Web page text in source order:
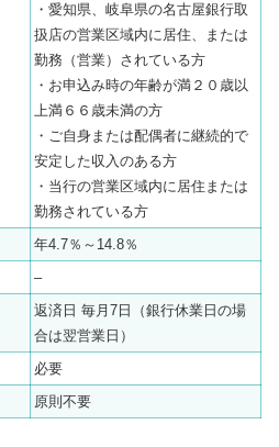
・愛知県、岐阜県の名古屋銀行取
扱店の営業区域内に居住、または
勤務（営業）されている方
・お申込み時の年齢が満２０歳以
上満６６歳未満の方
・ご自身または配偶者に継続的で
安定した収入のある方
・当行の営業区域内に居住または
勤務されている方
年4.7％～14.8％
–
返済日 毎月7日（銀行休業日の場
合は翌営業日）
必要
原則不要